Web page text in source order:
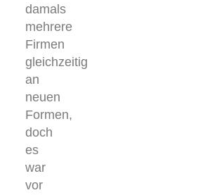
damals
mehrere
Firmen
gleichzeitig
an
neuen
Formen,
doch
es
war
vor